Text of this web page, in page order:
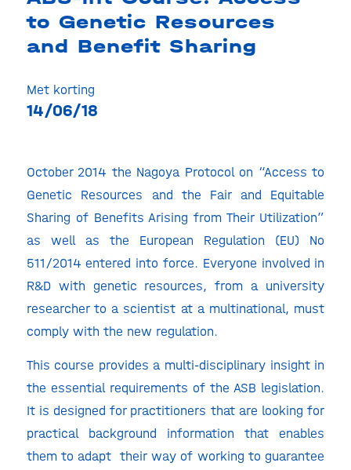
to Genetic Resources
and Benefit Sharing
Met korting
14/06/18
October 2014 the Nagoya Protocol on “Access to
Genetic Resources and the Fair and Equitable
Sharing of Benefits Arising from Their Utilization”
as well as the European Regulation (EU) No
511/2014 entered into force. Everyone involved in
R&D with genetic resources, from a university
researcher to a scientist at a multinational, must
comply with the new regulation.
This course provides a multi-disciplinary insight in
the essential requirements of the ASB legislation.
It is designed for practitioners that are looking for
practical background information that enables
them to adapt their way of working to guarantee